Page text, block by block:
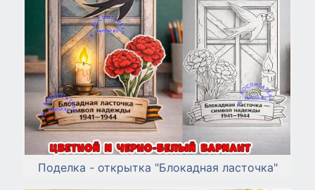
Поделка - открытка "Блокадная ласточка"